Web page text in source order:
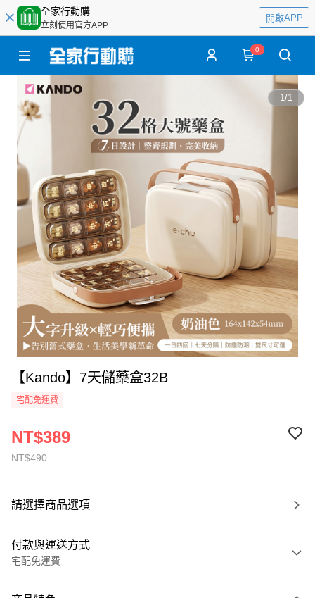
全家行動購
立刻使用官方APP
開啟APP
0
1/1
【Kando】7天儲藥盒32B
宅配免運費
NT$490
NT$389
請選擇商品選項
付款與運送方式
宅配免運費